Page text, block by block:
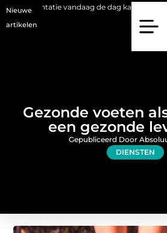
Nieuwe
artikelen
de dag kan betekenen Voordelen
Gezonde voeten
een gezonde
DIENSTEN
Gepubliceerd Door